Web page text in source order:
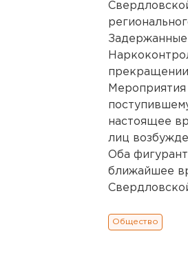
Задержанные
прекращении
настоящее
лиц
Оба
ближайшее
Общество